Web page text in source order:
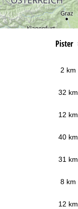
Pister
2 km
32 km
12 km
40 km
31 km
8 km
12 km